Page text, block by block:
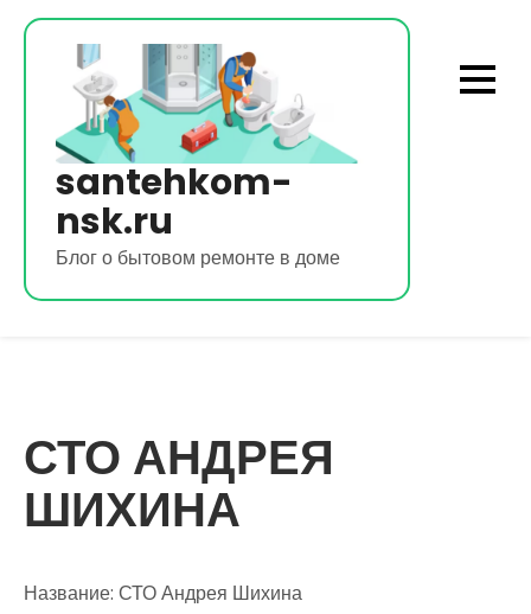
Перейти
содержимому
santehkom-
nsk.ru
Блог о бытовом ремонте в доме
СТО АНДРЕЯ
ШИХИНА
Название: СТО Андрея Шихина